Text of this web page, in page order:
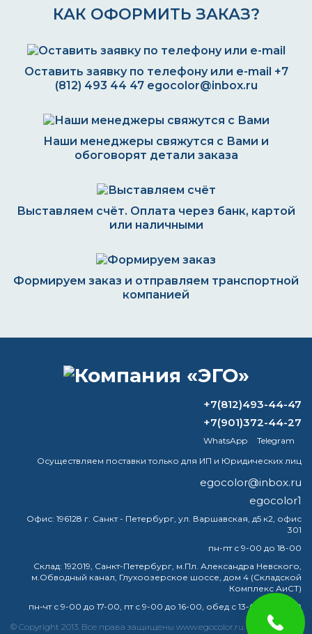
КАК ОФОРМИТЬ ЗАКАЗ?
Оставить заявку по телефону или e-mail +7
(812) 493 44 47 egocolor@inbox.ru
Наши менеджеры свяжутся с Вами и
обоговорят детали заказа
Выставляем счёт. Оплата через банк, картой
или наличными
Формируем заказ и отправляем транспортной
компанией
ВОПРОС-ОТВЕТ
Как называется минеральная желтая
Можно ли красить подъезд краской
ПФ-115?
Можно ли сделать гидроизоляцию
бассейна жидким стеклом?
Можно ли наносить мастику на
мокрую поверхность?
краска эмаль грунт металла
+7(812)493-44-47
+7(901)372-44-27
WhatsApp
Telegram
Осуществляем поставки только для ИП и Юридических лиц
egocolor@inbox.ru
egocolor1
Офис: 196128 г. Санкт - Петербург, ул. Варшавская, д5 к2, офис
301
пн-пт с 9-00 до 18-00
Склад: 192019, Санкт-Петербург, м.Пл. Александра Невского,
м.Обводный канал, Глухоозерское шоссе, дом 4 (Складской
Комплекс АиСТ)
пн-чт с 9-00 до 17-00, пт с 9-00 до 16-00, обед с 13-00 до 14-00
© Copyright 2013. Все права защищены www.egocolor.ru